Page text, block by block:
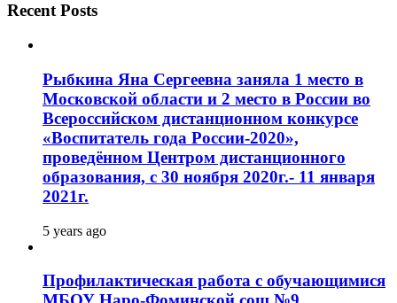
Recent Posts
Рыбкина Яна Сергеевна заняла 1 место в
Московской области и 2 место в России во
Всероссийском дистанционном конкурсе
«Воспитатель года России-2020»,
проведённом Центром дистанционного
образования, с 30 ноября 2020г.- 11 января
2021г.
5 years ago
Профилактическая работа с обучающимися